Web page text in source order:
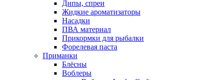
Дипы, спреи
Жидкие ароматизаторы
Насадки
ПВА материал
Прикормки для рыбалки
Форелевая паста
Приманки
Блёсны
Воблеры